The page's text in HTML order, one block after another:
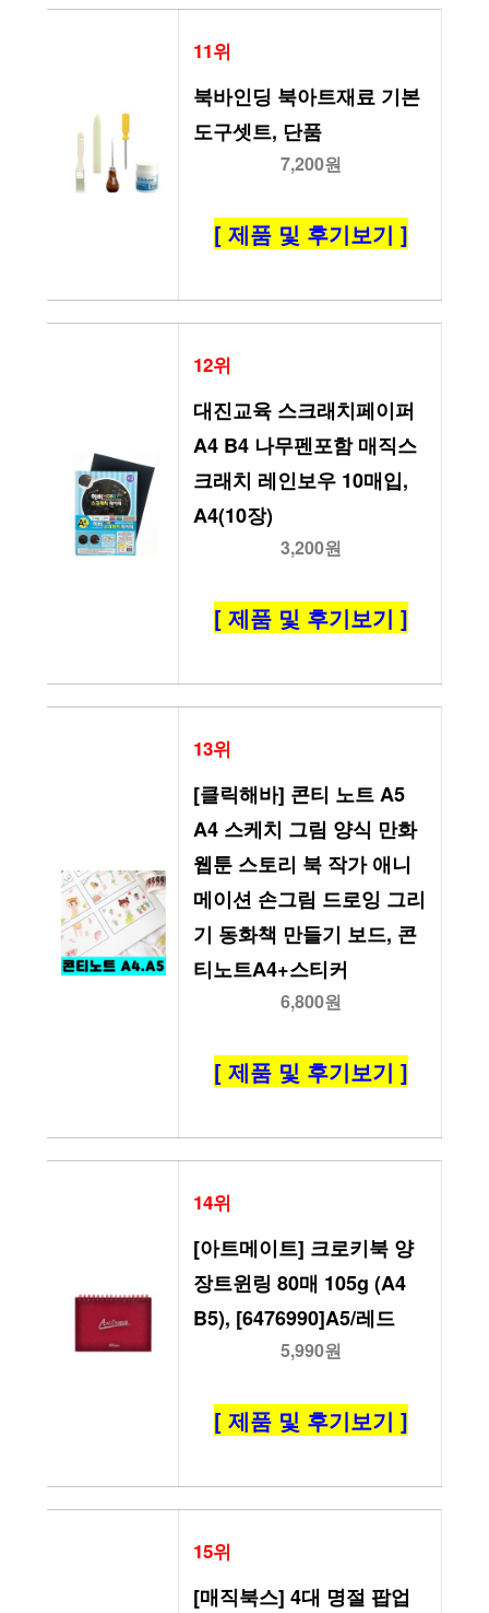
11위
북바인딩 북아트재료 기본
도구셋트, 단품
7,200원
[ 제품 및 후기보기 ]
12위
대진교육 스크래치페이퍼
A4 B4 나무펜포함 매직스
크래치 레인보우 10매입,
A4(10장)
3,200원
[ 제품 및 후기보기 ]
13위
[클릭해바] 콘티 노트 A5
A4 스케치 그림 양식 만화
웹툰 스토리 북 작가 애니
메이션 손그림 드로잉 그리
기 동화책 만들기 보드, 콘
티노트A4+스티커
6,800원
[ 제품 및 후기보기 ]
14위
[아트메이트] 크로키북 양
장트윈링 80매 105g (A4
B5), [6476990]A5/레드
5,990원
[ 제품 및 후기보기 ]
15위
[매직북스] 4대 명절 팝업